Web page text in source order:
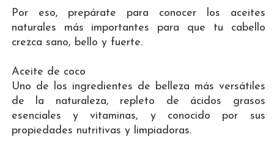
Por eso, prepárate para conocer los aceites
naturales más importantes para que tu cabello
crezca sano, bello y fuerte.
Aceite de coco
Uno de los ingredientes de belleza más versátiles
de la naturaleza, repleto de ácidos grasos
esenciales y vitaminas, y conocido por sus
propiedades nutritivas y limpiadoras.